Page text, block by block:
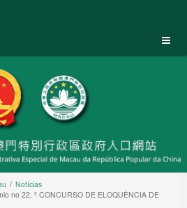
Notícias
no 22. º CONCURSO DE ELOQUÊNCIA DE